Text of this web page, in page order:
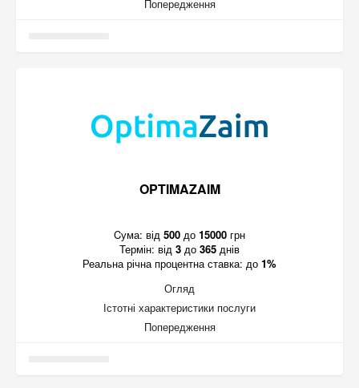
Попередження
OPTIMAZAIM
Cума: від 500 до 15000 грн
Термін: від 3 до 365 днів
Реальна річна процентна ставка: до 1%
Огляд
Істотні характеристики послуги
Попередження